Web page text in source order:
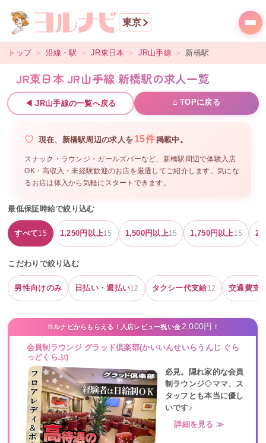
東京
トップ ＞ 沿線・駅 ＞ JR東日本 ＞ JR山手線 ＞ 新橋駅
JR東日本 JR山手線 新橋駅の求人一覧
◀JR山手線の一覧へ戻る ⌂ TOPに戻る
現在、 新橋駅周辺の求人を 15件掲載中。
スナック・ラウンジ・ガールズバーなど、 新橋駅周辺で体験入店
OK・高収入・未経験歓迎のお店を厳選してご紹介します。気にな
るお店は体入から気軽にスタートできます。
最低保証時給で絞り込む
すべて15 1,250円以上15 1,500円以上15 1,750円以上15
こだわりで絞り込む
男性向けのみ 日払い・週払い12 タクシー代支給12 交通費支
ヨルナビからもらえる！入店レビュー祝い金2,000円 ！
会員制ラウンジ グラッド倶楽部(かいいんせいらうんじ ぐら
っどくらぶ)
必見。隠れ家的な会員
制ラウンジ◇ママ、ス
タッフとも本当に優し
いです♪
詳細を見る ≫